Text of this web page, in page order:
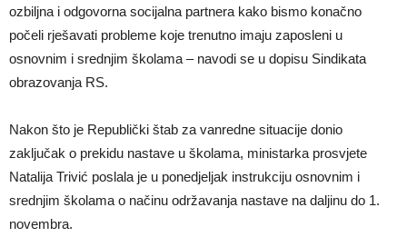
ozbiljna i odgovorna socijalna partnera kako bismo konačno
počeli rješavati probleme koje trenutno imaju zaposleni u
osnovnim i srednjim školama – navodi se u dopisu Sindikata
obrazovanja RS.
Nakon što je Republički štab za vanredne situacije donio
zaključak o prekidu nastave u školama, ministarka prosvjete
Natalija Trivić poslala je u ponedjeljak instrukciju osnovnim i
srednjim školama o načinu održavanja nastave na daljinu do 1.
novembra.